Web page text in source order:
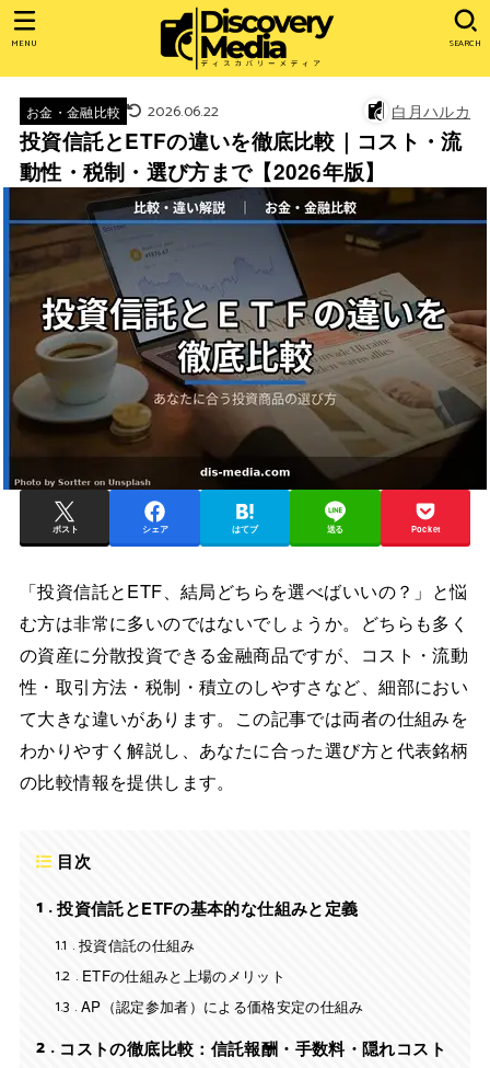
SEARCH
MENU
お金・金融比較 2026.06.22 白月ハルカ
投資信託とETFの違いを徹底比較｜コスト・流
動性・税制・選び方まで【2026年版】
ポスト シェア はてブ 送る Pocket
「投資信託とETF、結局どちらを選べばいいの？」と悩
む方は非常に多いのではないでしょうか。どちらも多く
の資産に分散投資できる金融商品ですが、コスト・流動
性・取引方法・税制・積立のしやすさなど、細部におい
て大きな違いがあります。この記事では両者の仕組みを
わかりやすく解説し、あなたに合った選び方と代表銘柄
の比較情報を提供します。
目次
1
投資信託とETFの基本的な仕組みと定義
1.1
投資信託の仕組み
1.2 ETFの仕組みと上場のメリット
1.3 AP（認定参加者）による価格安定の仕組み
2
コストの徹底比較：信託報酬・手数料・隠れコスト